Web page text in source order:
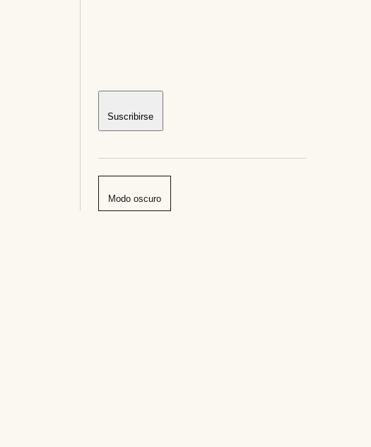
Suscribirse
Modo oscuro